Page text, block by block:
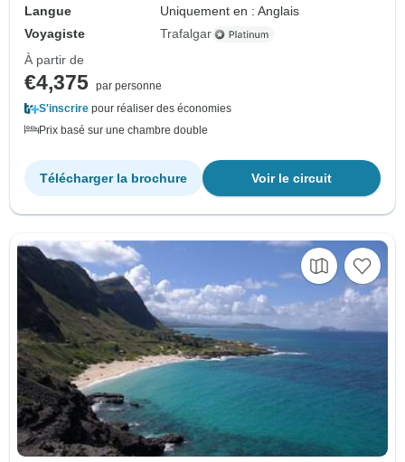
Langue
Uniquement en : Anglais
Voyagiste
Trafalgar
À partir de
€4,375 par personne
S'inscrire pour réaliser des économies
Prix basé sur une chambre double
Voir le circuit
Télécharger la brochure